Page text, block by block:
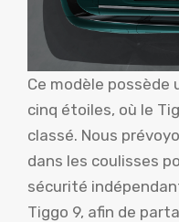
Ce modèle possède
cinq étoiles, où le
classé. Nous
dans les coulisses
sécurité
Tiggo 9, afin de